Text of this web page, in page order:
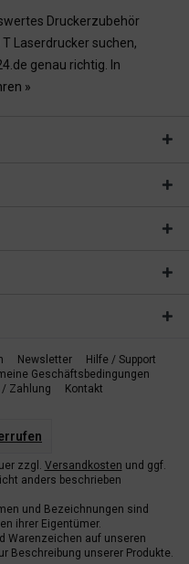
Druckerzubehör
Laserdrucker suchen,
genau richtig. In
»
Newsletter
Hilfe / Support
Geschäftsbedingungen
Zahlung Kontakt
zzgl. Versandkosten und ggf.
anders beschrieben
und Bezeichnungen sind
ihrer Eigentümer.
Warenzeichen auf unseren
Beschreibung unserer Produkte.